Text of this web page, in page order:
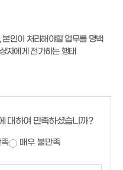
인이 처리해야할 업무를 명백
자에게 전가하는 행태
대하여 만족하셨습니까?
매우 불만족